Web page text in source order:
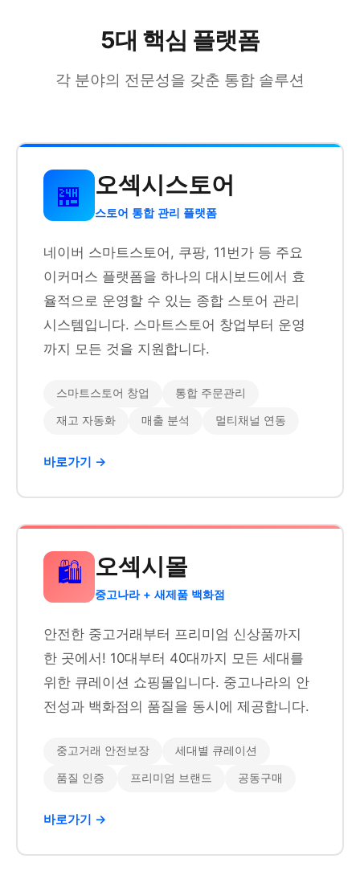
5대 핵심 플랫폼
각 분야의 전문성을 갖춘 통합 솔루션
🏪 오섹시스토어
스토어 통합 관리 플랫폼
네이버 스마트스토어, 쿠팡, 11번가 등 주요
이커머스 플랫폼을 하나의 대시보드에서 효
율적으로 운영할 수 있는 종합 스토어 관리
시스템입니다. 스마트스토어 창업부터 운영
까지 모든 것을 지원합니다.
스마트스토어 창업 통합 주문관리
재고 자동화 매출 분석 멀티채널 연동
바로가기 →
🛍️ 오섹시몰
중고나라 + 새제품 백화점
안전한 중고거래부터 프리미엄 신상품까지
한 곳에서! 10대부터 40대까지 모든 세대를
위한 큐레이션 쇼핑몰입니다. 중고나라의 안
전성과 백화점의 품질을 동시에 제공합니다.
중고거래 안전보장 세대별 큐레이션
품질 인증 프리미엄 브랜드 공동구매
바로가기 →